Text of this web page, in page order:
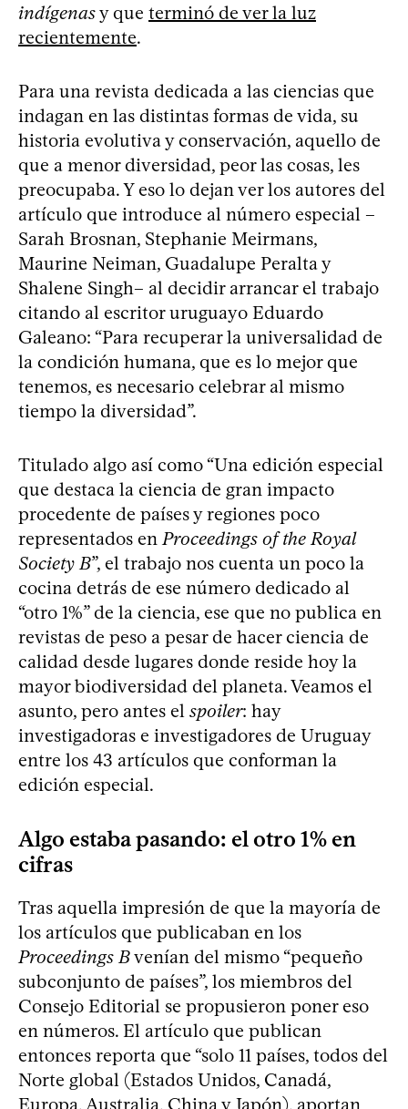
indígenasy que terminó de ver la luz
recientemente.
Para una revista dedicada a las ciencias que
indagan en las distintas formas de vida, su
historia evolutiva y conservación, aquello de
que a menor diversidad, peor las cosas, les
preocupaba. Y eso lo dejan ver los autores del
artículo que introduce al número especial –
Sarah Brosnan, Stephanie Meirmans,
Maurine Neiman, Guadalupe Peralta y
Shalene Singh– al decidir arrancar el trabajo
citando al escritor uruguayo Eduardo
Galeano: “Para recuperar la universalidad de
la condición humana, que es lo mejor que
tenemos, es necesario celebrar al mismo
tiempo la diversidad”.
Titulado algo así como “Una edición especial
que destaca la ciencia de gran impacto
procedente de países y regiones poco
representados en Proceedings of the Royal
Society B”, el trabajo nos cuenta un poco la
cocina detrás de ese número dedicado al
“otro 1%” de la ciencia, ese que no publica en
revistas de peso a pesar de hacer ciencia de
calidad desde lugares donde reside hoy la
mayor biodiversidad del planeta. Veamos el
asunto, pero antes el spoiler: hay
investigadoras e investigadores de Uruguay
entre los 43 artículos que conforman la
edición especial.
Algo estaba pasando: el otro 1% en
cifras
Tras aquella impresión de que la mayoría de
los artículos que publicaban en los
Proceedings Bvenían del mismo “pequeño
subconjunto de países”, los miembros del
Consejo Editorial se propusieron poner eso
en números. El artículo que publican
entonces reporta que “solo 11 países, todos del
Norte global (Estados Unidos, Canadá,
Europa, Australia, China y Japón), aportan